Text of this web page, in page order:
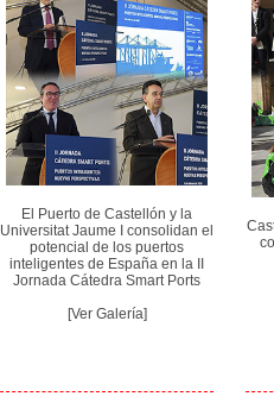
El Puerto de Castellón y la
Universitat Jaume I consolidan el
potencial de los puertos
inteligentes de España en la II
Jornada Cátedra Smart Ports
[Ver Galería]